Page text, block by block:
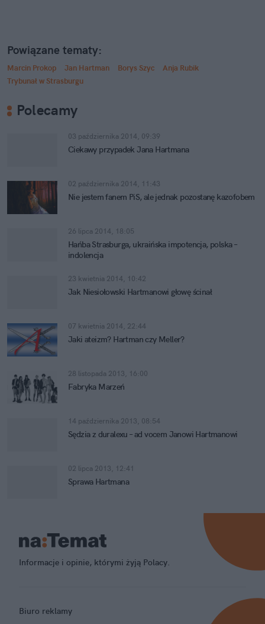
Powiązane tematy:
Marcin Prokop Jan Hartman Borys Szyc
Anja Rubik
Trybunał w Strasburgu
Polecamy
03 października 2014, 09:39
Ciekawy przypadek Jana Hartmana
02 października 2014, 11:43
Nie jestem fanem PiS, ale jednak pozostanę kazofobem
26 lipca 2014, 18:05
Hańba Strasburga, ukraińska impotencja, polska –
indolencja
23 kwietnia 2014, 10:42
Jak Niesiołowski Hartmanowi głowę ścinał
07 kwietnia 2014, 22:44
Jaki ateizm? Hartman czy Meller?
28 listopada 2013, 16:00
Fabryka Marzeń
14 października 2013, 08:54
Sędzia z duralexu – ad vocem Janowi Hartmanowi
02 lipca 2013, 12:41
Sprawa Hartmana
Informacje i opinie, którymi żyją Polacy.
Biuro reklamy